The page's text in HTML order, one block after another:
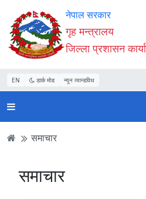
Accessibility
Mode
सुरु
गर्नुहोस्
सामाग्री
पढ्नुहाेस्
नेभिगेसन
पढ्नुहाेस्
वेबसाइट
खोजमा
जानुहोस्
नेपाल सरकार
गृह मन्त्रालय
जिल्ला प्रशासन
EN डार्क मोड न्यून व्यान्डविथ
समाचार
समाचार